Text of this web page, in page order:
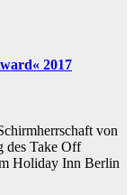
2017
von
des Take Off
Holiday Inn Berlin